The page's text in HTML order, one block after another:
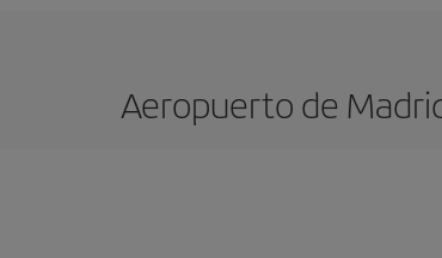
Aeropuerto de